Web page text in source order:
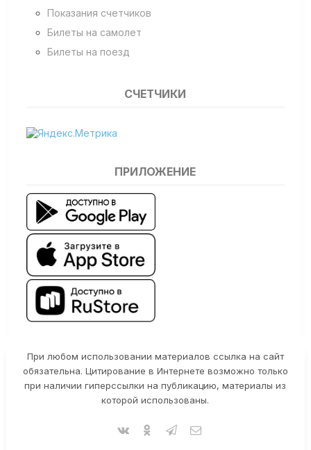
Показания счетчиков
Билеты на самолет
Билеты на поезд
СЧЕТЧИКИ
ПРИЛОЖЕНИЕ
При любом использовании материалов ссылка на сайт
обязательна. Цитирование в Интернете возможно только
при наличии гиперссылки на публикацию, материалы из
которой использованы.